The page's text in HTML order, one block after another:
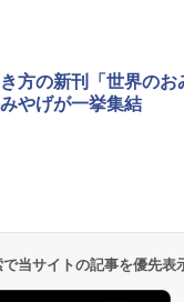
方の新刊「世界の
やげが一挙集結
当サイトの記事を優先表